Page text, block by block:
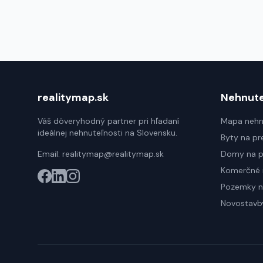
realitymap.sk
Váš dôveryhodný partner pri hľadaní
ideálnej nehnuteľnosti na Slovensku.
Email: realitymap@realitymap.sk
Mapa
Byty na
Domy na
Pozemky